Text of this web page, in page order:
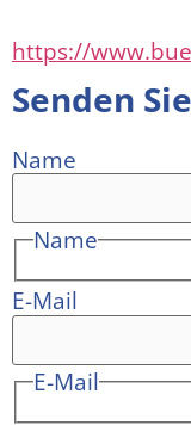
https://
Senden
Name
Name
E-Mail
E-Mail